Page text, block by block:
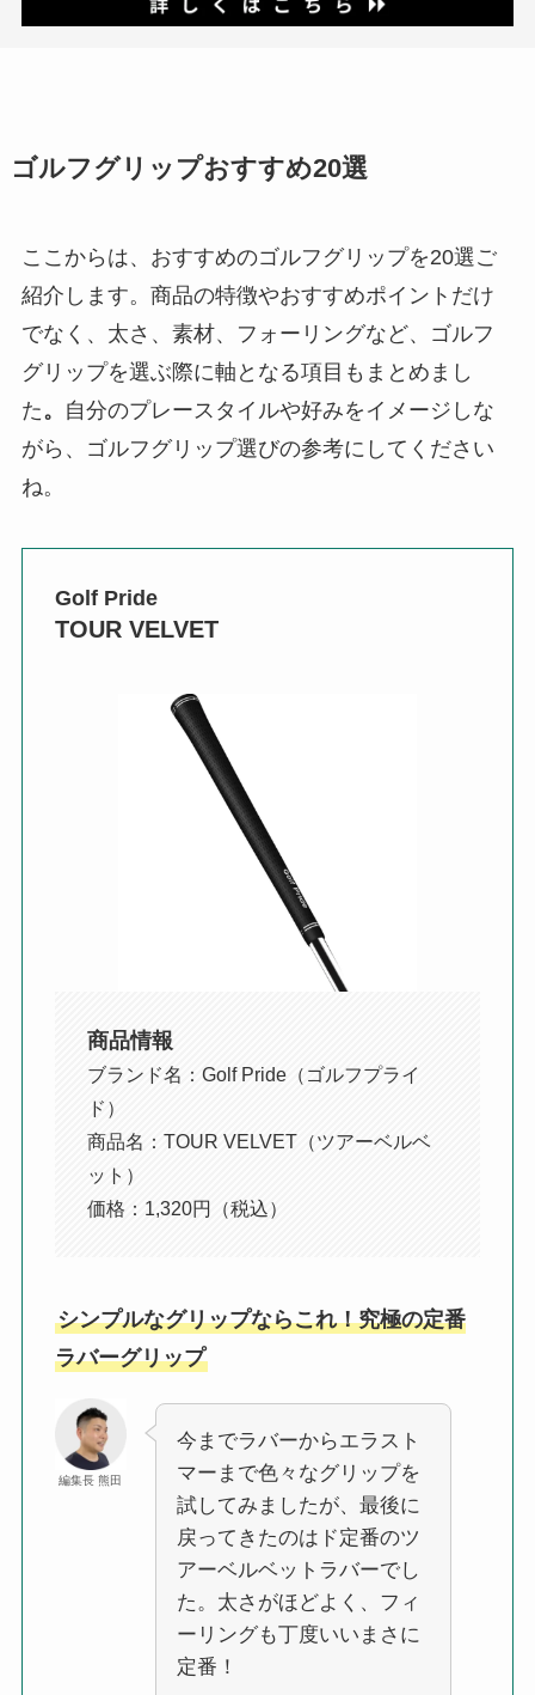
ゴルフグリップおすすめ20選
ここからは、おすすめのゴルフグリップを20選ご
紹介します。商品の特徴やおすすめポイントだけ
でなく、太さ、素材、フォーリングなど、ゴルフ
グリップを選ぶ際に軸となる項目もまとめまし
た 。
自分のプレースタイルや好みをイメージしな
がら、ゴルフグリップ選びの参考にしてください
ね。
Golf Pride
TOUR VELVET
商品情報
ブランド名：Golf Pride（ゴルフプライ
ド）
商品名：TOUR VELVET（ツアーベルベ
ット）
価格：1,320円（税込）
シンプルなグリップならこれ！究極の定番
ラバーグリップ
編集長 熊田
今までラバーからエラスト
マーまで色々なグリップを
試してみましたが、最後に
戻ってきたのはド定番のツ
アーベルベットラバーでし
た。太さがほどよく、フィ
ーリングも丁度いいまさに
定番！